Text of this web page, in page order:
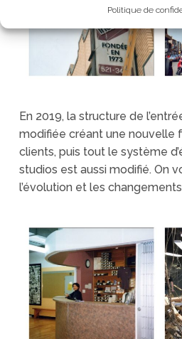
Politique de
En 2019, la structure de
modifiée créant une nouvelle
clients, puis tout le système
studios est aussi modifié. On
l’évolution et les